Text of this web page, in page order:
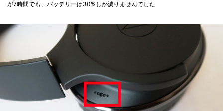
が7時間でも、バッテリーは30%しか減りませんでした